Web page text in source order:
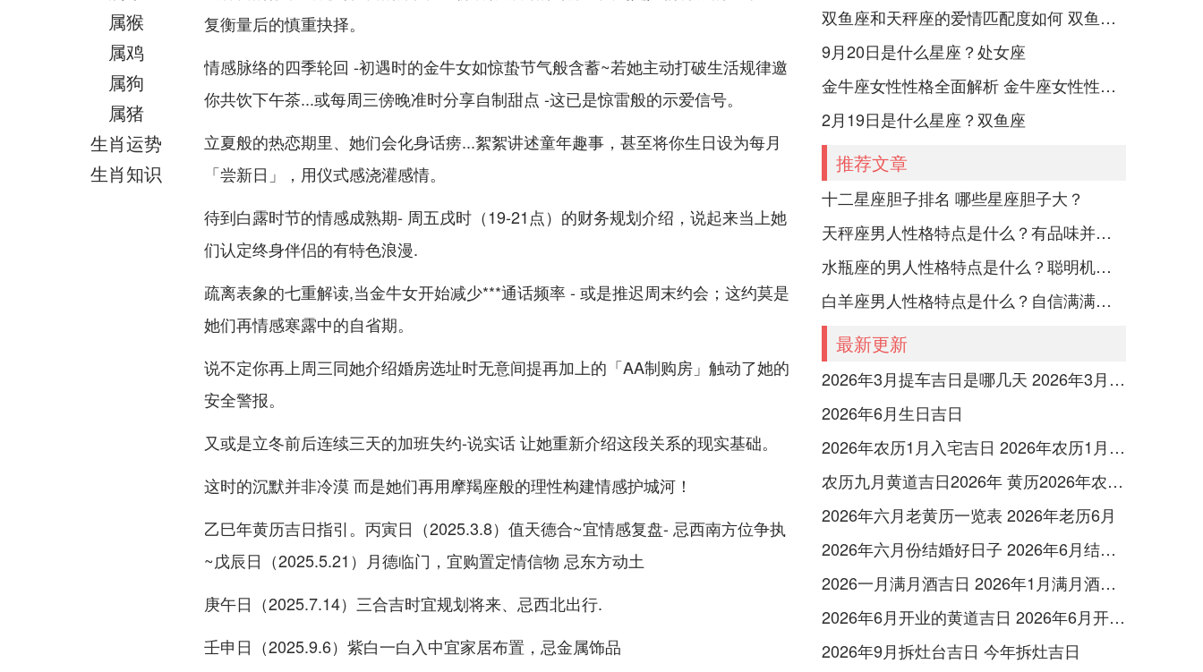
属猴
属鸡
属狗
属猪
生肖运势
生肖知识
复衡量后的慎重抉择。
情感脉络的四季轮回 -初遇时的金牛女如惊蛰节气般含蓄~若她主动打破生活规律邀
你共饮下午茶...或每周三傍晚准时分享自制甜点 -这已是惊雷般的示爱信号。
立夏般的热恋期里、她们会化身话痨...絮絮讲述童年趣事，甚至将你生日设为每月
「尝新日」，用仪式感浇灌感情。
待到白露时节的情感成熟期- 周五戌时（19-21点）的财务规划介绍，说起来当上她
们认定终身伴侣的有特色浪漫.
疏离表象的七重解读,当金牛女开始减少***通话频率 - 或是推迟周末约会；这约莫是
她们再情感寒露中的自省期。
说不定你再上周三同她介绍婚房选址时无意间提再加上的「AA制购房」触动了她的
安全警报。
又或是立冬前后连续三天的加班失约-说实话 让她重新介绍这段关系的现实基础。
这时的沉默并非冷漠 而是她们再用摩羯座般的理性构建情感护城河！
乙巳年黄历吉日指引。丙寅日（2025.3.8）值天德合~宜情感复盘- 忌西南方位争执
~戊辰日（2025.5.21）月德临门，宜购置定情信物 忌东方动土
庚午日（2025.7.14）三合吉时宜规划将来、忌西北出行.
壬申日（2025.9.6）紫白一白入中宜家居布置，忌金属饰品
双鱼座和天秤座的爱情匹配度如何 双鱼天秤缘分会怎样
9月20日是什么星座？处女座
金牛座女性性格全面解析 金牛座女性性格与脾气全揭秘
2月19日是什么星座？双鱼座
推荐文章
十二星座胆子排名 哪些星座胆子大？
天秤座男人性格特点是什么？有品味并注重美感
水瓶座的男人性格特点是什么？聪明机智理性冷静
白羊座男人性格特点是什么？自信满满但缺乏耐心
最新更新
2026年3月提车吉日是哪几天 2026年3月26号提车
2026年6月生日吉日
2026年农历1月入宅吉日 2026年农历1月入宅最好的日子
农历九月黄道吉日2026年 黄历2026年农历九月黄道吉日查询
2026年六月老黄历一览表 2026年老历6月
2026年六月份结婚好日子 2026年6月结婚好吗
2026一月满月酒吉日 2026年1月满月酒吉日
2026年6月开业的黄道吉日 2026年6月开业黄道吉日查询
2026年9月拆灶台吉日 今年拆灶吉日